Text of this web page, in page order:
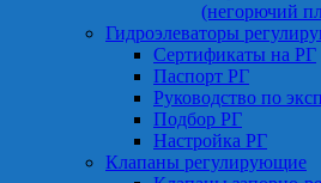
(негорючий
Гидроэлеваторы
Сертификаты на РГ
Паспорт РГ
Руководство по
Подбор РГ
Настройка РГ
Клапаны регулирующие